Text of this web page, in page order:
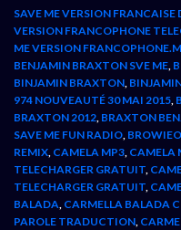
SAVE ME VERSION FRANCAISE
VERSION FRANCOPHONE
ME VERSION
BENJAMIN BRAXTON SVE ME,
BINJAMIN BRAXTON,
974 NOUVEAUTÉ 30 MAI 2015,
BRAXTON 2012, BRAXTON
SAVE ME FUN RADIO,
REMIX, CAMELA MP3, CAMELA
TELECHARGER GRATUIT,
TELECHARGER GRATUIT,
BALADA, CARMELLA BALADA
PAROLE TRADUCTION,